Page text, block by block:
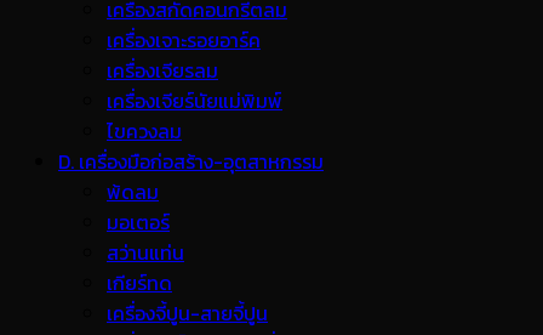
เครื่องสกัดคอนกรีตลม
เครื่องเจาะรอยอาร์ค
เครื่องเจียรลม
เครื่องเจียร์นัยแม่พิมพ์
ไขควงลม
D. เครื่องมือก่อสร้าง-อุตสาหกรรม
พ้ดลม
มอเตอร์
สว่านแท่น
เกียร์ทด
เครื่องจี้ปูน-สายจี้ปูน